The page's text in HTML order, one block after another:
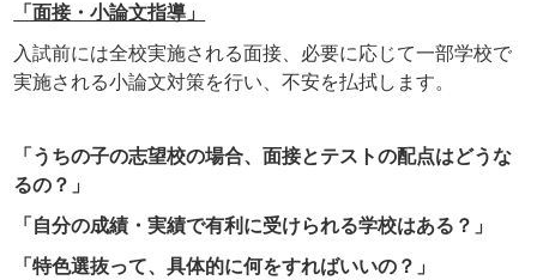
「面接・小論文指導」
入試前には全校実施される面接、必要に応じて一部学校で
実施される小論文対策を行い、不安を払拭します。
「うちの子の志望校の場合、面接とテストの配点はどうな
るの？」
「自分の成績・実績で有利に受けられる学校はある？」
「特色選抜って、具体的に何をすればいいの？」